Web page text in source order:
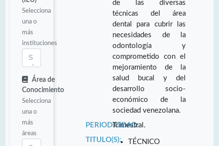
Selecciona
una o
más
instituciones
Área de
Conocimiento
Selecciona
una o
más
áreas
de las diversas
técnicas del área
dental para cubrir las
necesidades de la
odontología y
comprometido con el
mejoramiento de la
salud bucal y del
desarrollo socio-
económico de la
sociedad venezolana.
PERIODICIDAD:
Trimestral.
TITULO(S):
TÉCNICO